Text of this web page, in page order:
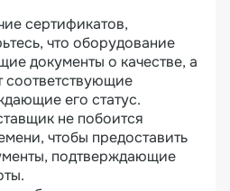
сертификатов,
что оборудование
документы о качестве, а
соответствующие
его статус.
не побоится
чтобы предоставить
подтверждающие